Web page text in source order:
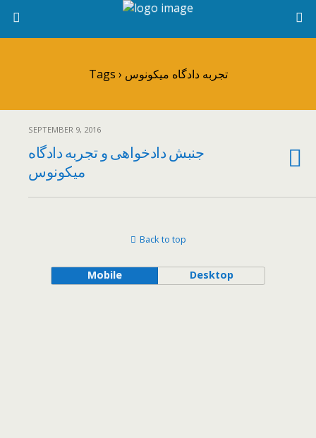
Tags › تجربه دادگاه میکونوس
SEPTEMBER 9, 2016
جنبش دادخواهی و تجربه دادگاه
میکونوس
Back to top
Mobile Desktop